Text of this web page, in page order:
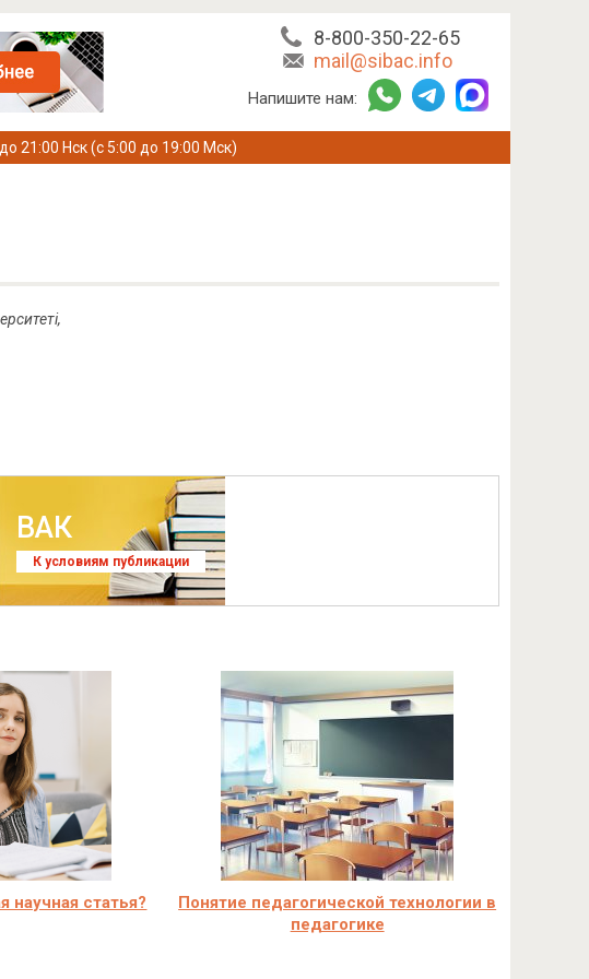
8-800-350-22-65
mail@sibac.info
Напишите нам:
21:00 Нск (с 5:00 до 19:00 Мск)
ВАК
К условиям публикации
научная статья?
Понятие педагогической технологии в
педагогике